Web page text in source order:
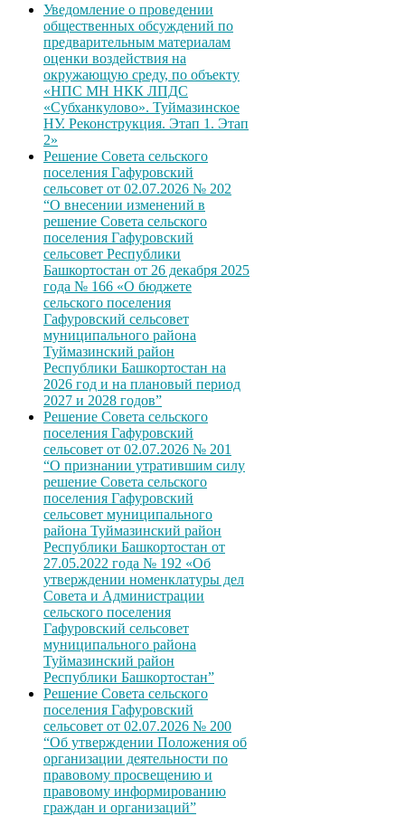
Уведомление о проведении
общественных обсуждений по
предварительным материалам
оценки воздействия на
окружающую среду, по объекту
«НПС МН НКК ЛПДС
«Субханкулово». Туймазинское
НУ. Реконструкция. Этап 1. Этап
2»
Решение Совета сельского
поселения Гафуровский
сельсовет от 02.07.2026 № 202
“О внесении изменений в
решение Совета сельского
поселения Гафуровский
сельсовет Республики
Башкортостан от 26 декабря 2025
года № 166 «О бюджете
сельского поселения
Гафуровский сельсовет
муниципального района
Туймазинский район
Республики Башкортостан на
2026 год и на плановый период
2027 и 2028 годов”
Решение Совета сельского
поселения Гафуровский
сельсовет от 02.07.2026 № 201
“О признании утратившим силу
решение Совета сельского
поселения Гафуровский
сельсовет муниципального
района Туймазинский район
Республики Башкортостан от
27.05.2022 года № 192 «Об
утверждении номенклатуры дел
Совета и Администрации
сельского поселения
Гафуровский сельсовет
муниципального района
Туймазинский район
Республики Башкортостан”
Решение Совета сельского
поселения Гафуровский
сельсовет от 02.07.2026 № 200
“Об утверждении Положения об
организации деятельности по
правовому просвещению и
правовому информированию
граждан и организаций”